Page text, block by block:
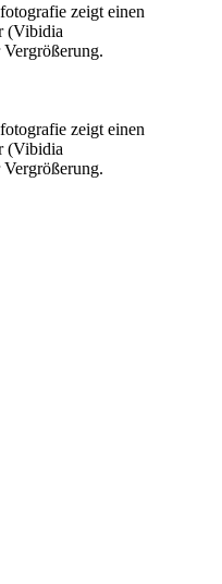
zeigt einen
(Vibidia
zeigt einen
(Vibidia